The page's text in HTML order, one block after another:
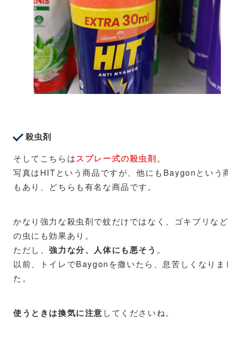
殺虫剤
そしてこちらはスプレー式の殺虫剤。
写真はHITという商品ですが、他にもBaygonという
もあり、どちらも有名な商品です。
かなり強力な殺虫剤で蚊だけではなく、ゴキブリな
の虫にも効果あり。
ただし、強力な分、人体にも悪そう 。
以前、トイレでBaygonを撒いたら、息苦しくなりま
た。
使うときは換気に注意 してくださいね。